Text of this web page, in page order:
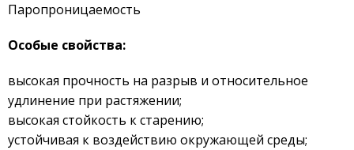
Паропроницаемость
Особые свойства:
высокая прочность на разрыв и относительное
удлинение при растяжении;
высокая стойкость к старению;
устойчивая к воздействию окружающей среды;